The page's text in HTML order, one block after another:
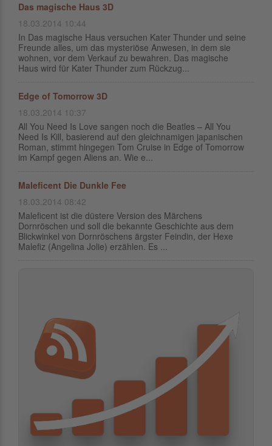
Das magische Haus 3D
18.03.2014 10:44
In Das magische Haus versuchen Kater Thunder und seine
Freunde alles, um das mysteriöse Anwesen, in dem sie
wohnen, vor dem Verkauf zu bewahren. Das magische
Haus wird für Kater Thunder zum Rückzug...
Edge of Tomorrow 3D
18.03.2014 10:37
All You Need Is Love sangen noch die Beatles – All You
Need Is Kill, basierend auf den gleichnamigen japanischen
Roman, stimmt hingegen Tom Cruise in Edge of Tomorrow
im Kampf gegen Aliens an. Wie e...
Maleficent Die Dunkle Fee
18.03.2014 08:42
Maleficent ist die düstere Version des Märchens
Dornröschen und soll die bekannte Geschichte aus dem
Blickwinkel von Dornröschens ärgster Feindin, der Hexe
Malefiz (Angelina Jolie) erzählen. Es ...